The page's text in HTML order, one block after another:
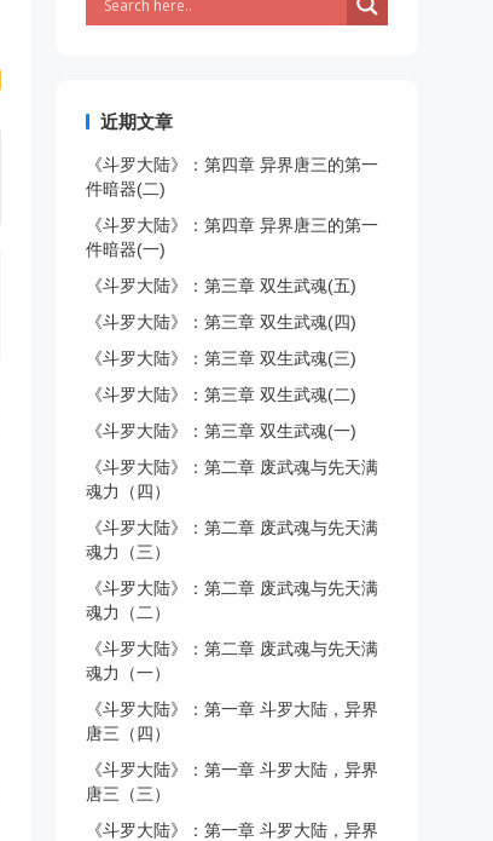
近期文章
《斗罗大陆》：第四章 异界唐三的第一
件暗器(二)
《斗罗大陆》：第四章 异界唐三的第一
件暗器(一)
《斗罗大陆》：第三章 双生武魂(五)
《斗罗大陆》：第三章 双生武魂(四)
《斗罗大陆》：第三章 双生武魂(三)
《斗罗大陆》：第三章 双生武魂(二)
《斗罗大陆》：第三章 双生武魂(一)
《斗罗大陆》：第二章 废武魂与先天满
魂力（四）
《斗罗大陆》：第二章 废武魂与先天满
魂力（三）
《斗罗大陆》：第二章 废武魂与先天满
魂力（二）
《斗罗大陆》：第二章 废武魂与先天满
魂力（一）
《斗罗大陆》：第一章 斗罗大陆，异界
唐三（四）
《斗罗大陆》：第一章 斗罗大陆，异界
唐三（三）
《斗罗大陆》：第一章 斗罗大陆，异界